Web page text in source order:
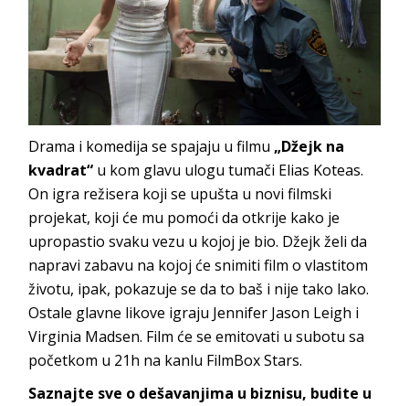
Drama i komedija se spajaju u filmu „Džejk na
kvadrat“ u kom glavu ulogu tumači Elias Koteas.
On igra režisera koji se upušta u novi filmski
projekat, koji će mu pomoći da otkrije kako je
upropastio svaku vezu u kojoj je bio. Džejk želi da
napravi zabavu na kojoj će snimiti film o vlastitom
životu, ipak, pokazuje se da to baš i nije tako lako.
Ostale glavne likove igraju Jennifer Jason Leigh i
Virginia Madsen. Film će se emitovati u subotu sa
početkom u 21h na kanlu FilmBox Stars.
Saznajte sve o dešavanjima u biznisu, budite u